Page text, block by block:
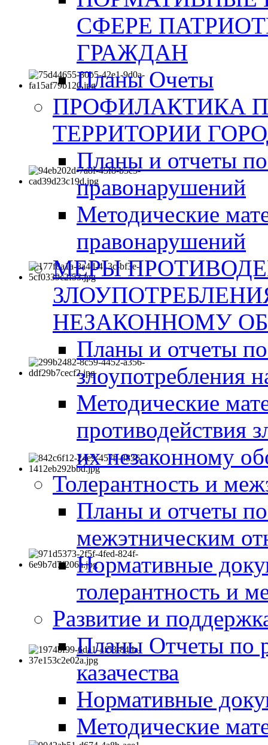
СФЕРЕ
ГРАЖДАН
Планы Очеты
ПРОФИЛАКТИКА
ТЕРРИТОРИИ
Планы и отчеты
правонарушений
Методические
правонарушений
МЕРЫ
НЕЗАКОННОМУ
Планы и отчеты
злоупотребления
Методические
противодействия
их незаконному
Толерантность и
Планы и отчеты
межэтническим
Нормативные
толерантность и
Развитие и
Планы Отчеты по
казачества
Нормативные
Методические